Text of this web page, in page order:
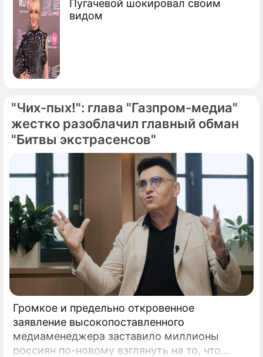
Пугачевой шокировал своим
видом
"Чих-пых!": глава "Газпром-медиа"
жестко разоблачил главный обман
"Битвы экстрасенсов"
Громкое и предельно откровенное
заявление высокопоставленного
медиаменеджера заставило миллионы
россиян по-новому взглянуть на то, что